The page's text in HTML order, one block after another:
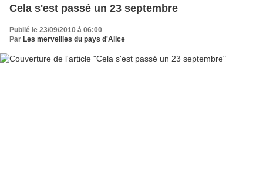
Cela s'est passé un 23 septembre
Publié le 23/09/2010 à 06:00
Par Les merveilles du pays d'Alice